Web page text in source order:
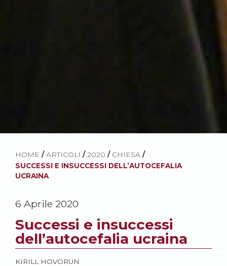
HOME / ARTICOLI / 2020 / CHIESA /
SUCCESSI E INSUCCESSI DELL’AUTOCEFALIA
UCRAINA
6 Aprile 2020
Successi e insuccessi
dell’autocefalia ucraina
KIRILL HOVORUN